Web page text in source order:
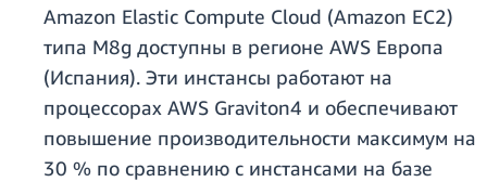
Amazon Elastic Compute Cloud (Amazon EC2)
типа M8g доступны в регионе AWS Европа
(Испания). Эти инстансы работают на
процессорах AWS Graviton4 и обеспечивают
повышение производительности максимум на
30 % по сравнению с инстансами на базе